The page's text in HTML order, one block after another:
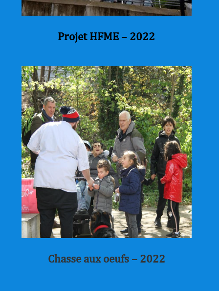
Projet HFME – 2022
Chasse aux oeufs – 2022